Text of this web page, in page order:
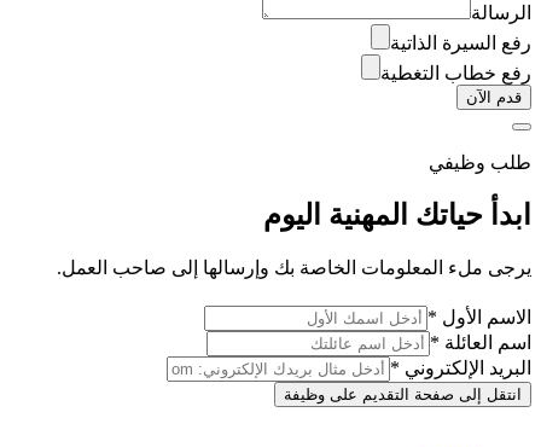
الرسالة
رفع السيرة الذاتية
رفع خطاب التغطية
قدم الآن
طلب وظيفي
ابدأ حياتك المهنية اليوم
يرجى ملء المعلومات الخاصة بك وإرسالها إلى صاحب العمل.
الاسم الأول *
اسم العائلة *
البريد الإلكتروني *
انتقل إلى صفحة التقديم على وظيفة